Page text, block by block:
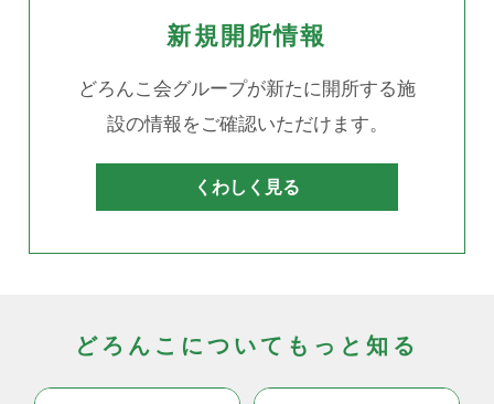
新規開所情報
どろんこ会グループが新たに開所する施
設の情報をご確認いただけます。
くわしく見る
どろんこについてもっと知る